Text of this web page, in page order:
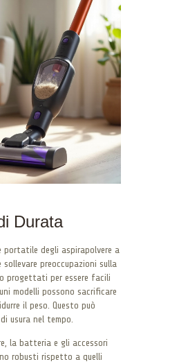
Durata
portatile degli aspirapolvere a
preoccupazioni sulla
progettati per essere facili
modelli possono sacrificare
il peso. Questo può
usura nel tempo.
la batteria e gli accessori
robusti rispetto a quelli